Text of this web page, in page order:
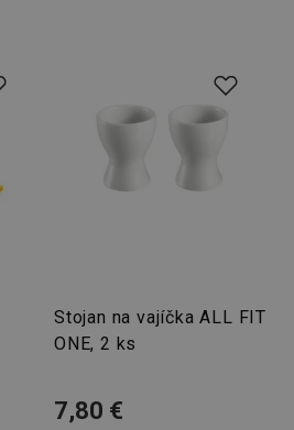
Stojan na vajíčka ALL FIT
ONE, 2 ks
7,80 €